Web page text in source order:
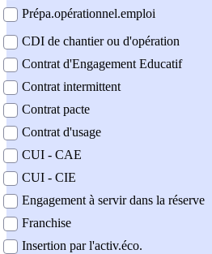
Prépa.opérationnel.emploi
CDI de chantier ou d'opération
Contrat d'Engagement Educatif
Contrat intermittent
Contrat pacte
Contrat d'usage
CUI - CAE
CUI - CIE
Engagement à servir dans la réserve
Franchise
Insertion par l'activ.éco.